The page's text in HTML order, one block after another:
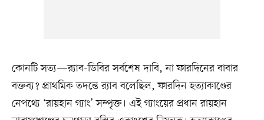
কোনটি সত্য—র‍্যাব-ডিবির সর্বশেষ দাবি, না ফারদিনের বাবার
বক্তব্য? প্রাথমিক তদন্তে র‍্যাব বলেছিল, ফারদিন হত্যাকাণ্ডের
নেপথ্যে ‘রায়হান গ্যাং’ সম্পৃক্ত। এই গ্যাংয়ের প্রধান রায়হান